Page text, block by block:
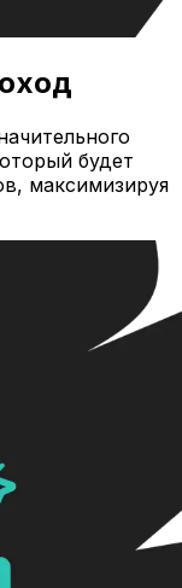
будет
максимизируя